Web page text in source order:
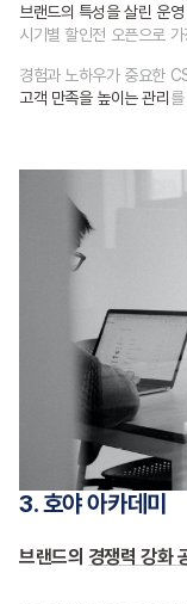
브랜드의 특성을 살린 운
시기별 할인전 오픈으로
경험과 노하우가 중요한
고객 만족을 높이는 관리
3. 호야 아카데미
브랜드의 경쟁력 강화